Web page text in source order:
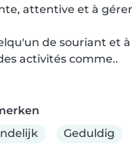
attentive et à
de souriant et
activités comme..
Geduldig